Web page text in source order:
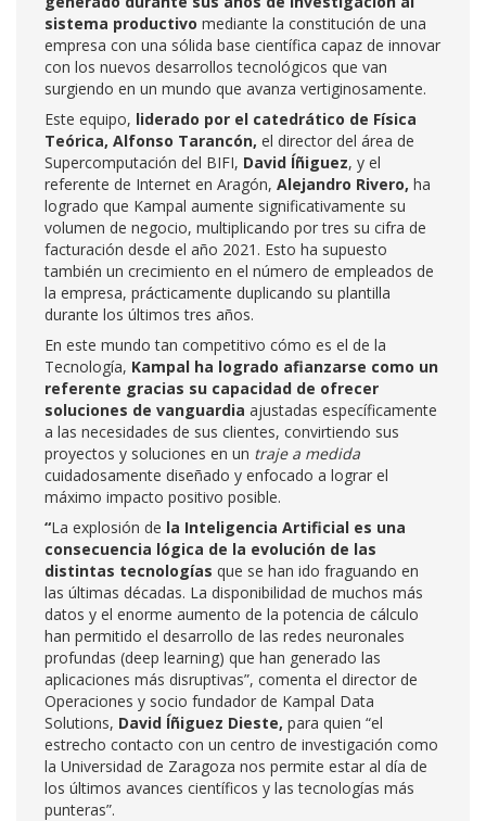
sistema productivo mediante la constitución de una
empresa con una sólida base científica capaz de innovar
con los nuevos desarrollos tecnológicos que van
surgiendo en un mundo que avanza vertiginosamente.
Este equipo, liderado por el catedrático de Física
Teórica, Alfonso Tarancón, el director del área de
Supercomputación del BIFI, David Íñiguez, y el
referente de Internet en Aragón, Alejandro Rivero, ha
logrado que Kampal aumente significativamente su
volumen de negocio, multiplicando por tres su cifra de
facturación desde el año 2021. Esto ha supuesto
también un crecimiento en el número de empleados de
la empresa, prácticamente duplicando su plantilla
durante los últimos tres años.
En este mundo tan competitivo cómo es el de la
Tecnología, Kampal ha logrado afianzarse como un
referente gracias su capacidad de ofrecer
soluciones de vanguardia ajustadas específicamente
a las necesidades de sus clientes, convirtiendo sus
proyectos y soluciones en un traje a medida
cuidadosamente diseñado y enfocado a lograr el
máximo impacto positivo posible.
“La explosión de la Inteligencia Artificial es una
consecuencia lógica de la evolución de las
distintas tecnologías que se han ido fraguando en
las últimas décadas. La disponibilidad de muchos más
datos y el enorme aumento de la potencia de cálculo
han permitido el desarrollo de las redes neuronales
profundas (deep learning) que han generado las
aplicaciones más disruptivas”, comenta el director de
Operaciones y socio fundador de Kampal Data
Solutions, David Íñiguez Dieste, para quien “el
estrecho contacto con un centro de investigación como
la Universidad de Zaragoza nos permite estar al día de
los últimos avances científicos y las tecnologías más
punteras”.